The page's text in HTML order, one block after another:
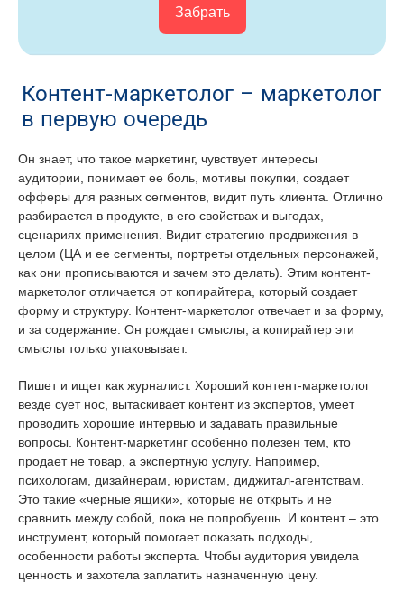
Забрать
Контент-маркетолог – маркетолог
в первую очередь
Он знает, что такое маркетинг, чувствует интересы
аудитории, понимает ее боль, мотивы покупки, создает
офферы для разных сегментов, видит путь клиента. Отлично
разбирается в продукте, в его свойствах и выгодах,
сценариях применения. Видит стратегию продвижения в
целом (ЦА и ее сегменты, портреты отдельных персонажей,
как они прописываются и зачем это делать). Этим контент-
маркетолог отличается от копирайтера, который создает
форму и структуру. Контент-маркетолог отвечает и за форму,
и за содержание. Он рождает смыслы, а копирайтер эти
смыслы только упаковывает.
Пишет и ищет как журналист. Хороший контент-маркетолог
везде сует нос, вытаскивает контент из экспертов, умеет
проводить хорошие интервью и задавать правильные
вопросы. Контент-маркетинг особенно полезен тем, кто
продает не товар, а экспертную услугу. Например,
психологам, дизайнерам, юристам, диджитал-агентствам.
Это такие «черные ящики», которые не открыть и не
сравнить между собой, пока не попробуешь. И контент – это
инструмент, который помогает показать подходы,
особенности работы эксперта. Чтобы аудитория увидела
ценность и захотела заплатить назначенную цену.